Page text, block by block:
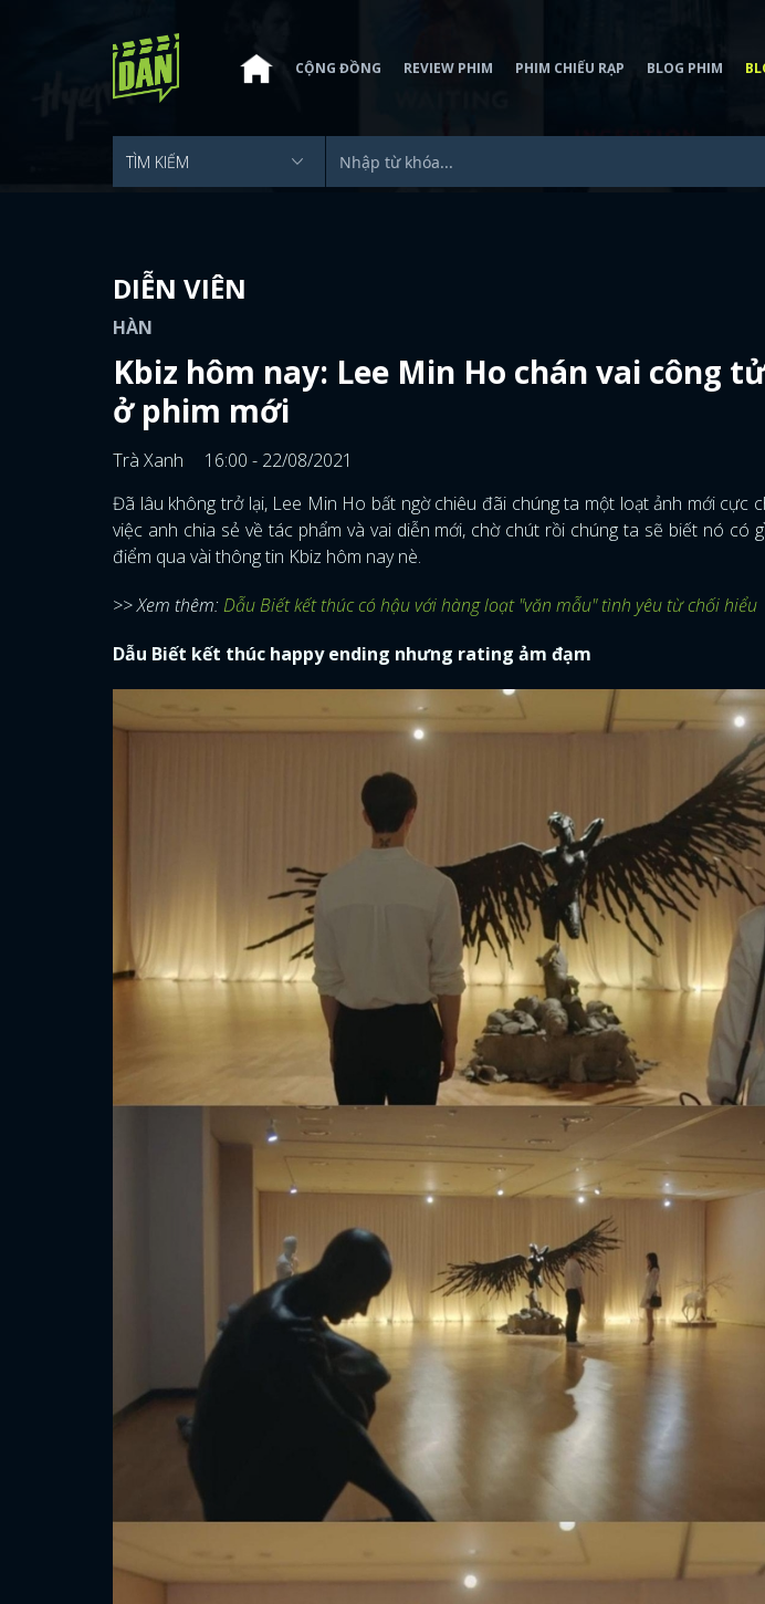
CỘNG ĐỒNG REVIEW PHIM PHIM CHIẾU RẠP BLOG PHIM
DIỄN VIÊN
HÀN
Kbiz hôm nay: Lee Min Ho chán vai công
ở phim mới
Trà Xanh
16:00 - 22/08/2021
Đã lâu không trở lại, Lee Min Ho bất ngờ chiêu đãi chúng ta một loạt ảnh mới cực
việc anh chia sẻ về tác phẩm và vai diễn mới, chờ chút rồi chúng ta sẽ biết nó có
điểm qua vài thông tin Kbiz hôm nay nè.
>> Xem thêm:Dẫu Biết kết thúc có hậu với hàng loạt "văn mẫu" tình yêu từ chối hiểu
Dẫu Biết kết thúc happy ending nhưng rating ảm đạm